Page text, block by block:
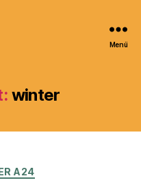
Menü
winter
A24